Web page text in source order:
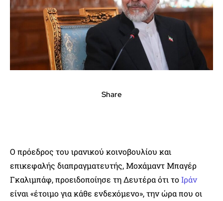
Share
Ο πρόεδρος του ιρανικού κοινοβουλίου και
επικεφαλής διαπραγματευτής, Μοχάμαντ Μπαγέρ
Γκαλιμπάφ, προειδοποίησε τη Δευτέρα ότι τοΙράν
είναι «έτοιμο για κάθε ενδεχόμενο», την ώρα που οι